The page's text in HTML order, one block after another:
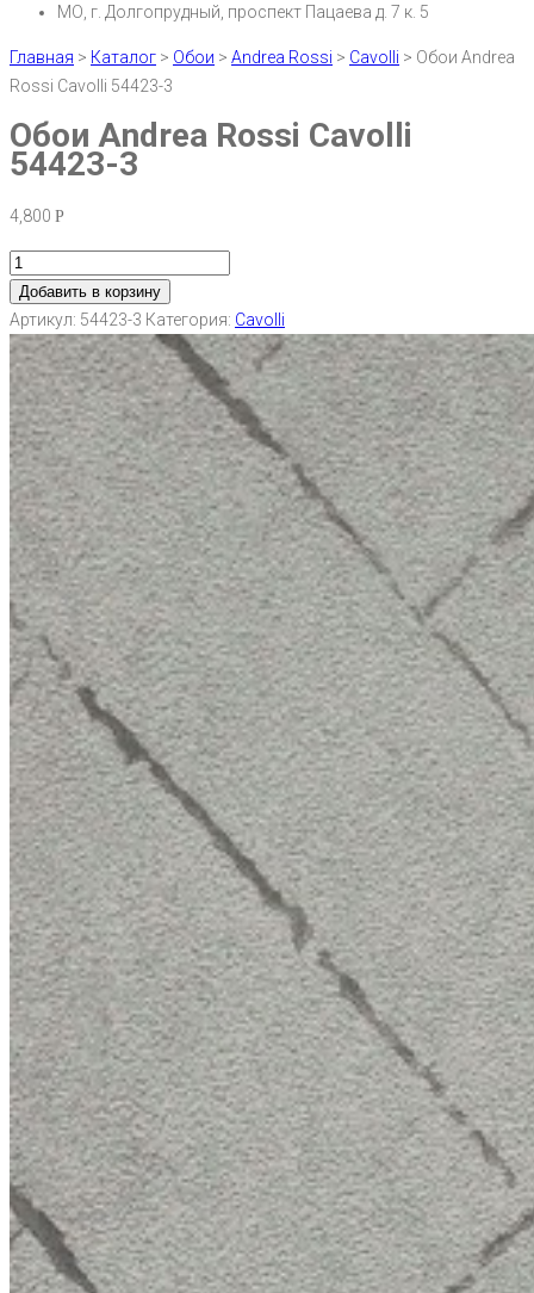
МО, г. Долгопрудный, проспект Пацаева д. 7 к. 5
Главная > Каталог > Обои > Andrea Rossi > Cavolli > Обои Andrea
Rossi Cavolli 54423-3
Обои Andrea Rossi Cavolli
54423-3
4,800 Р
Добавить в корзину
Артикул: 54423-3 Категория: Cavolli